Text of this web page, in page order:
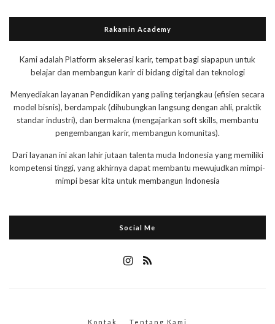
Rakamin Academy
Kami adalah Platform akselerasi karir, tempat bagi siapapun untuk
belajar dan membangun karir di bidang digital dan teknologi
Menyediakan layanan Pendidikan yang paling terjangkau (efisien secara
model bisnis), berdampak (dihubungkan langsung dengan ahli, praktik
standar industri), dan bermakna (mengajarkan soft skills, membantu
pengembangan karir, membangun komunitas).
Dari layanan ini akan lahir jutaan talenta muda Indonesia yang memiliki
kompetensi tinggi, yang akhirnya dapat membantu mewujudkan mimpi-
mimpi besar kita untuk membangun Indonesia
Social Me
Kontak Tentang Kami